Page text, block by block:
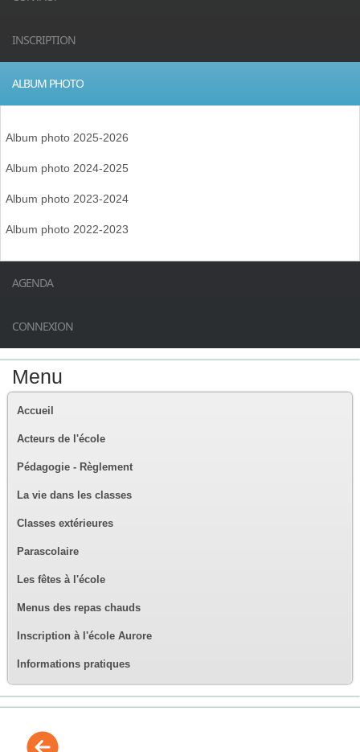
INSCRIPTION
ALBUM PHOTO
Album photo 2025-2026
Album photo 2024-2025
Album photo 2023-2024
Album photo 2022-2023
AGENDA
CONNEXION
Menu
Accueil
Acteurs de l'école
Pédagogie - Règlement
La vie dans les classes
Classes extérieures
Parascolaire
Les fêtes à l'école
Menus des repas chauds
Inscription à l'école Aurore
Informations pratiques